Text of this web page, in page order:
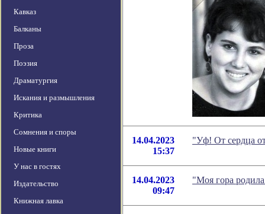
Кавказ
Балканы
Проза
Поэзия
Драматургия
Искания и размышления
Критика
Сомнения и споры
Новые книги
У нас в гостях
Издательство
Книжная лавка
14.04.2023
15:37
"Уф! От сердца
14.04.2023
09:47
"Моя гора